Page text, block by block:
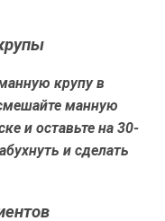
крупу в
манную
и оставьте на 30-
и сделать